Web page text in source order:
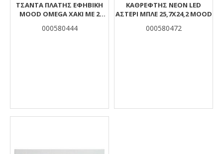
ΤΣΆΝΤΑ ΠΛΆΤΗΣ ΕΦΗΒΙΚΉ
MOOD OMEGA ΧΑΚΊ ΜΕ 2
000580444
ΚΑΘΡΕΦΤΗΣ NEON LED
ΑΣΤΕΡΙ ΜΠΛΕ 25,7X24,2 MOOD
000580472